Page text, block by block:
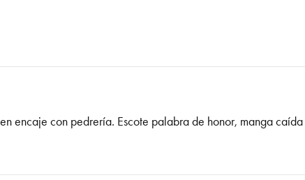
encaje con pedrería. Escote palabra de honor, manga